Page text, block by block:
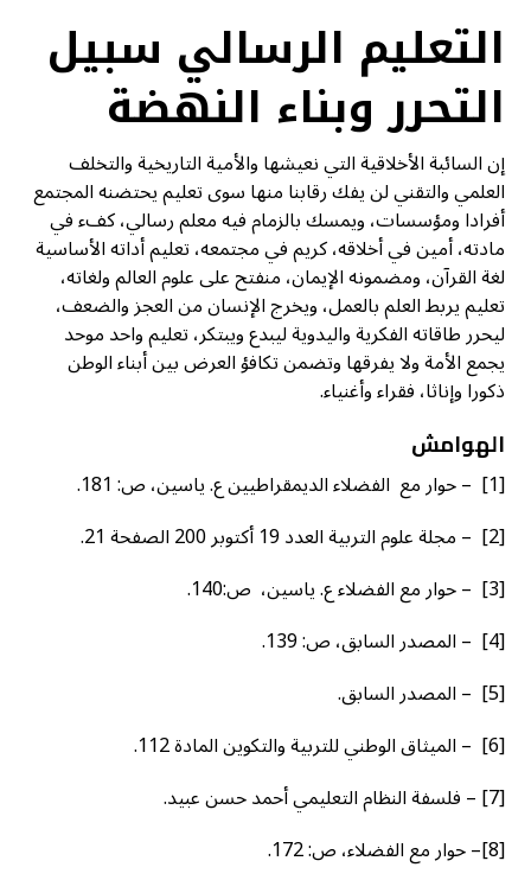
التعليم الرسالي سبيل
التحرر وبناء النهضة
إن السائبة الأخلاقية التي نعيشها والأمية التاريخية والتخلف
العلمي والتقني لن يفك رقابنا منها سوى تعليم يحتضنه المجتمع
أفرادا ومؤسسات، ويمسك بالزمام فيه معلم رسالي، كفء في
مادته، أمين في أخلاقه، كريم في مجتمعه، تعليم أداته الأساسية
لغة القرآن، ومضمونه الإيمان، منفتح على علوم العالم ولغاته،
تعليم يربط العلم بالعمل، ويخرج الإنسان من العجز والضعف،
ليحرر طاقاته الفكرية واليدوية ليبدع ويبتكر، تعليم واحد موحد
يجمع الأمة ولا يفرقها وتضمن تكافؤ العرض بين أبناء الوطن
ذكورا وإناثا، فقراء وأغنياء.
الهوامش
[1] – حوار مع الفضلاء الديمقراطيين ع. ياسين، ص: 181.
[2] – مجلة علوم التربية العدد 19 أكتوبر 200 الصفحة 21.
[3] – حوار مع الفضلاء ع. ياسين، ص:140.
[4] – المصدر السابق، ص: 139.
[5] – المصدر السابق.
[6] – الميثاق الوطني للتربية والتكوين المادة 112.
[7] – فلسفة النظام التعليمي أحمد حسن عبيد.
[8]– حوار مع الفضلاء، ص: 172.